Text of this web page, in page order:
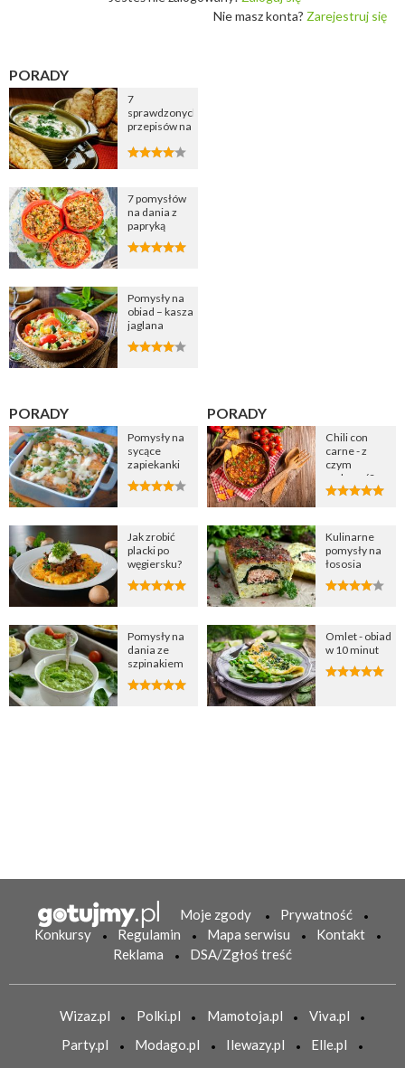
Nie masz konta? Zarejestruj się
PORADY
7
sprawdzonych
przepisów na
cebulową
7 pomysłów
na dania z
papryką
Pomysły na
obiad – kasza
jaglana
PORADY
Pomysły na
sycące
zapiekanki
Jak zrobić
placki po
węgiersku?
Pomysły na
dania ze
szpinakiem
PORADY
Chili con
carne - z
czym
podawać?
Kulinarne
pomysły na
łososia
Omlet - obiad
w 10 minut
Moje zgody
Prywatność
Konkursy
Regulamin Mapa serwisu
Kontakt
Reklama
DSA/Zgłoś treść
Wizaz.pl Polki.pl Mamotoja.pl
Viva.pl
Party.pl
Modago.pl Ilewazy.pl
Elle.pl